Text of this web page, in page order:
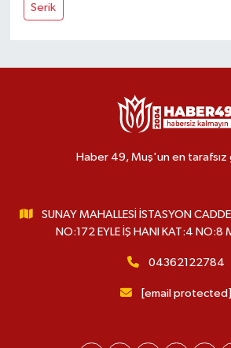
Serik
Haber 49, Muş'un en
SUNAY MAHALLESİ İSTASYON
NO:172 EYLE İŞ HANI KAT:4 NO:8
04362122784
[email protected]